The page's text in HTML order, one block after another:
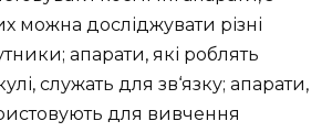
можна досліджувати різні
апарати, які роблять
служать для зв‘язку; апарати,
для вивчення